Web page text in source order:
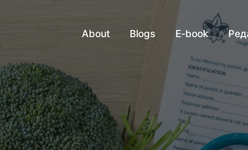
About Blogs E-book